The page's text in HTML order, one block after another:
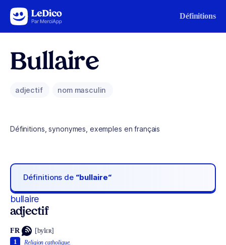
Aller au contenu Définitions
Bullaire
adjectif nom masculin
Définitions, synonymes, exemples en français
Définitions de “bullaire“
bullaire
adjectif
FR [bylɛʀ]
Religion catholique.
1